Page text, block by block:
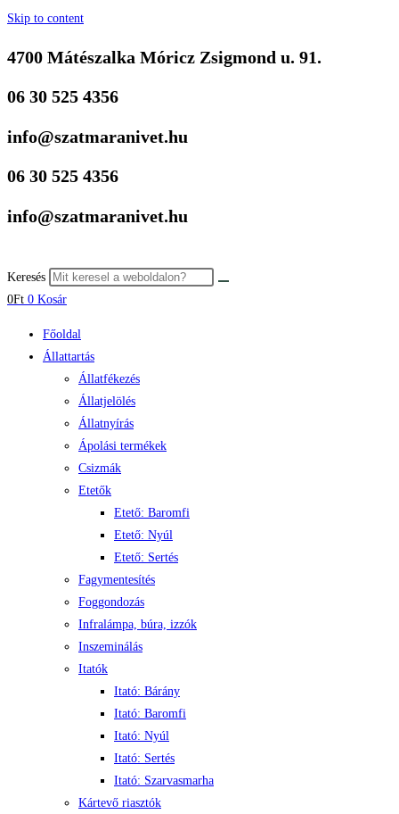
Skip to content
4700 Mátészalka Móricz Zsigmond u. 91.
06 30 525 4356
info@szatmaranivet.hu
06 30 525 4356
info@szatmaranivet.hu
Keresés
0Ft 0 Kosár
Főoldal
Állattartás
Állatfékezés
Állatjelölés
Állatnyírás
Ápolási termékek
Csizmák
Etetők
Etető: Baromfi
Etető: Nyúl
Etető: Sertés
Fagymentesítés
Foggondozás
Infralámpa, búra, izzók
Inszeminálás
Itatók
Itató: Bárány
Itató: Baromfi
Itató: Nyúl
Itató: Sertés
Itató: Szarvasmarha
Kártevő riasztók